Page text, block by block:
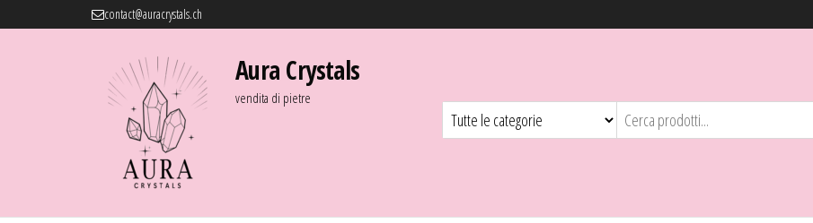
contact@auracrystals.ch
Aura Crystals
vendita di pietre